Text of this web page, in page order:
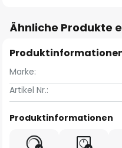
Ähnliche Produkte
Marke:
Artikel Nr.:
Produktinformationen